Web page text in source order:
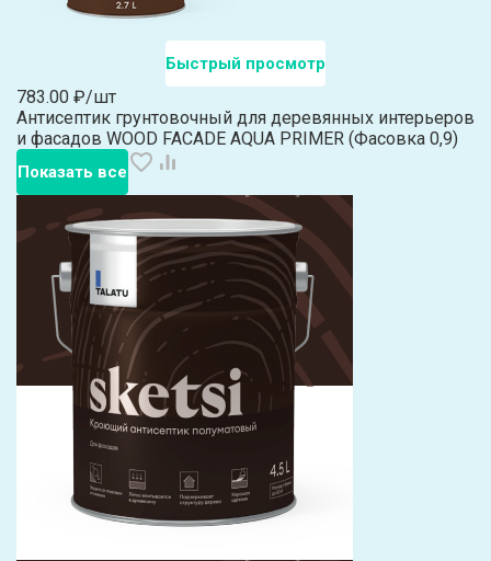
Быстрый просмотр
783.00 ₽/шт
Антисептик грунтовочный для деревянных интерьеров
и фасадов WOOD FACADE AQUA PRIMER (Фасовка 0,9)
Показать все